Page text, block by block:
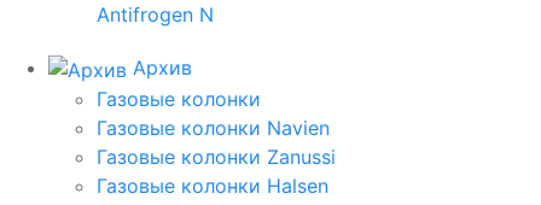
Antifrogen N
Архив
Газовые колонки
Газовые колонки Navien
Газовые колонки Zanussi
Газовые колонки Halsen